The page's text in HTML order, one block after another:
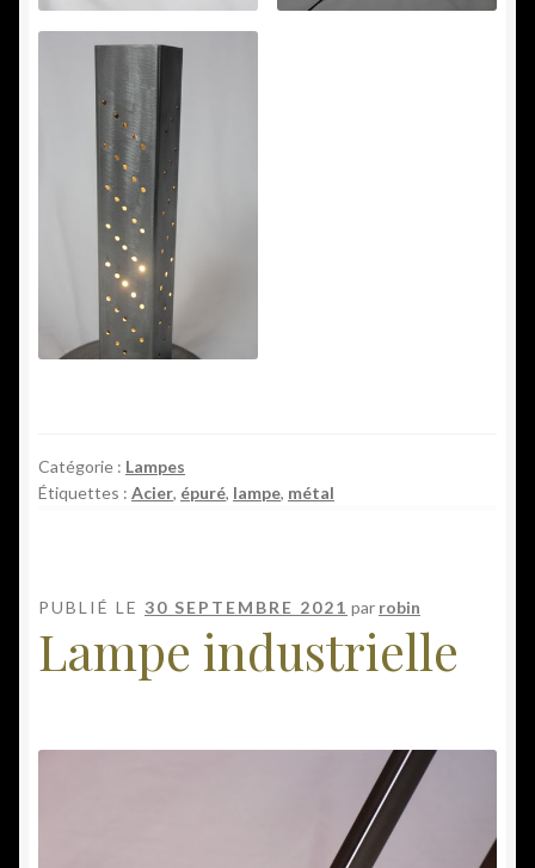
Catégorie : Lampes
Étiquettes : Acier, épuré, lampe, métal
PUBLIÉ LE 30 SEPTEMBRE 2021 par robin
Lampe industrielle